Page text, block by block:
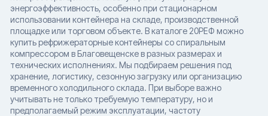
энергоэффективность, особенно при стационарном
использовании контейнера на складе, производственной
площадке или торговом объекте. В каталоге 20РЕФ можно
купить рефрижераторные контейнеры со спиральным
компрессором в Благовещенске в разных размерах и
технических исполнениях. Мы подбираем решения под
хранение, логистику, сезонную загрузку или организацию
временного холодильного склада. При выборе важно
учитывать не только требуемую температуру, но и
предполагаемый режим эксплуатации, частоту